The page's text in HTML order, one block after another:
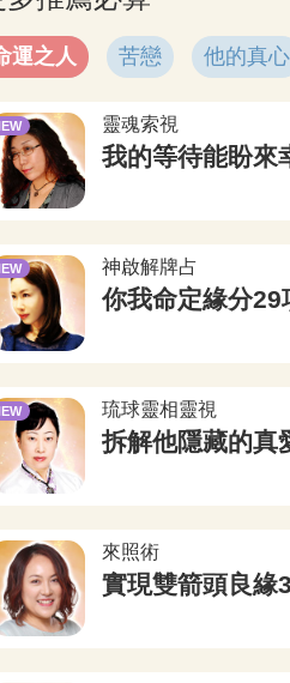
運之人 苦戀 他的真心
靈魂索視
我的等待能盼來
神啟解牌占
你我命定緣分29
琉球靈相靈視
拆解他隱藏的真
來照術
實現雙箭頭良緣